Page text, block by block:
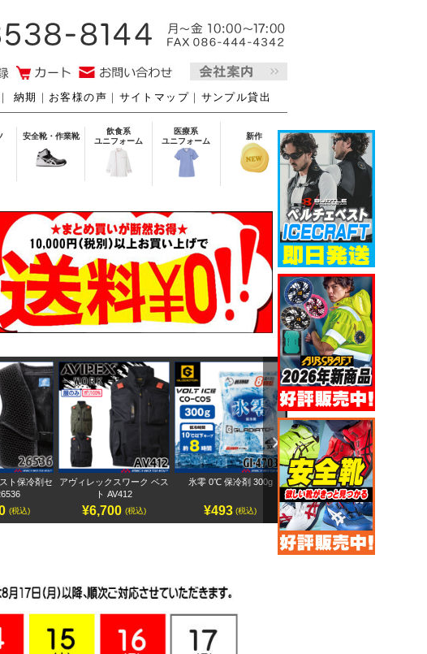
｜ 納期 ｜ お客様の声 ｜ サイトマップ ｜ サンプル貸出
安全靴・作業靴
飲食系
ユニフォーム
医療系
ユニフォーム
新作
ト保冷剤セ
(税込)
アヴィレックスワーク ベス
ト AV412
¥6,700 (税込)
氷零 0℃ 保冷剤 300g
¥493 (税込)
アヴィレックスワーク 半袖
ブルゾン AV413
¥7,500 (税込)
Next